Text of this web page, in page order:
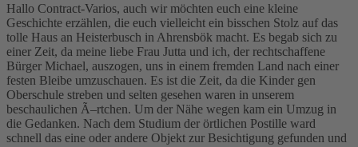
Hallo Contract-Varios, auch wir möchten euch eine kleine
Geschichte erzählen, die euch vielleicht ein bisschen Stolz auf das
tolle Haus an Heisterbusch in Ahrensbök macht. Es begab sich zu
einer Zeit, da meine liebe Frau Jutta und ich, der rechtschaffene
Bürger Michael, auszogen, uns in einem fremden Land nach einer
festen Bleibe umzuschauen. Es ist die Zeit, da die Kinder gen
Oberschule streben und selten gesehen waren in unserem
beschaulichen Ã–rtchen. Um der Nähe wegen kam ein Umzug in
die Gedanken. Nach dem Studium der örtlichen Postille ward
schnell das eine oder andere Objekt zur Besichtigung gefunden und